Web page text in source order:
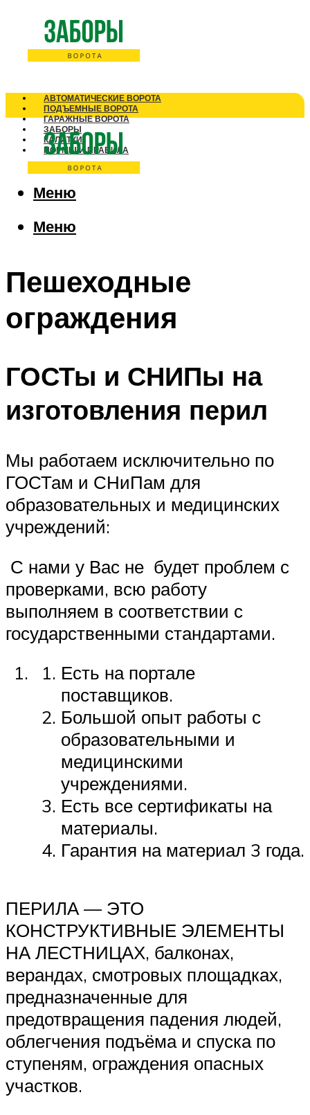
АВТОМАТИЧЕСКИЕ ВОРОТА
ПОДЪЕМНЫЕ ВОРОТА
ГАРАЖНЫЕ ВОРОТА
ЗАБОРЫ
КАЛИТКИ
НОРМЫ И ПРАВИЛА
Меню
Меню
Пешеходные
ограждения
ГОСТы и СНИПы на
изготовления перил
Мы работаем исключительно по
ГОСТам и СНиПам для
образовательных и медицинских
учреждений:
С нами у Вас не будет проблем с
проверками, всю работу
выполняем в соответствии с
государственными стандартами.
Есть на портале
поставщиков.
Большой опыт работы с
образовательными и
медицинскими
учреждениями.
Есть все сертификаты на
материалы.
Гарантия на материал 3 года.
ПЕРИЛА — ЭТО
КОНСТРУКТИВНЫЕ ЭЛЕМЕНТЫ
НА ЛЕСТНИЦАХ, балконах,
верандах, смотровых площадках,
предназначенные для
предотвращения падения людей,
облегчения подъёма и спуска по
ступеням, ограждения опасных
участков.